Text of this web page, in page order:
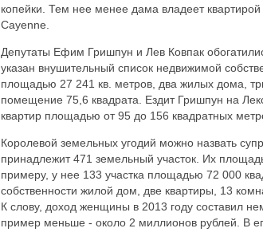
копейки. Тем нее менее дама владеет
Cayenne.
Депутаты Ефим Гришпун и Лев Ковпак
указан внушительный список недвижимой
площадью 27 241 кв. метров, два жилых дома,
помещение 75,6 квадрата. Ездит Гришпун на
квартир площадью от 95 до 156 квадратных
Королевой земельных угодий можно назвать
принадлежит 471 земельный участок. Их
примеру, у нее 133 участка площадью 72 000
собственности жилой дом, две квартиры, 13
К слову, доход женщины в 2013 году составил
пример меньше - около 2 миллионов рублей. В